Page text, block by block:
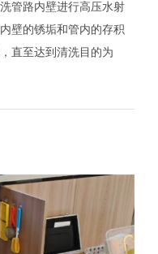
管路内壁进行高压水射
壁的锈垢和管内的存积
直至达到清洗目的为